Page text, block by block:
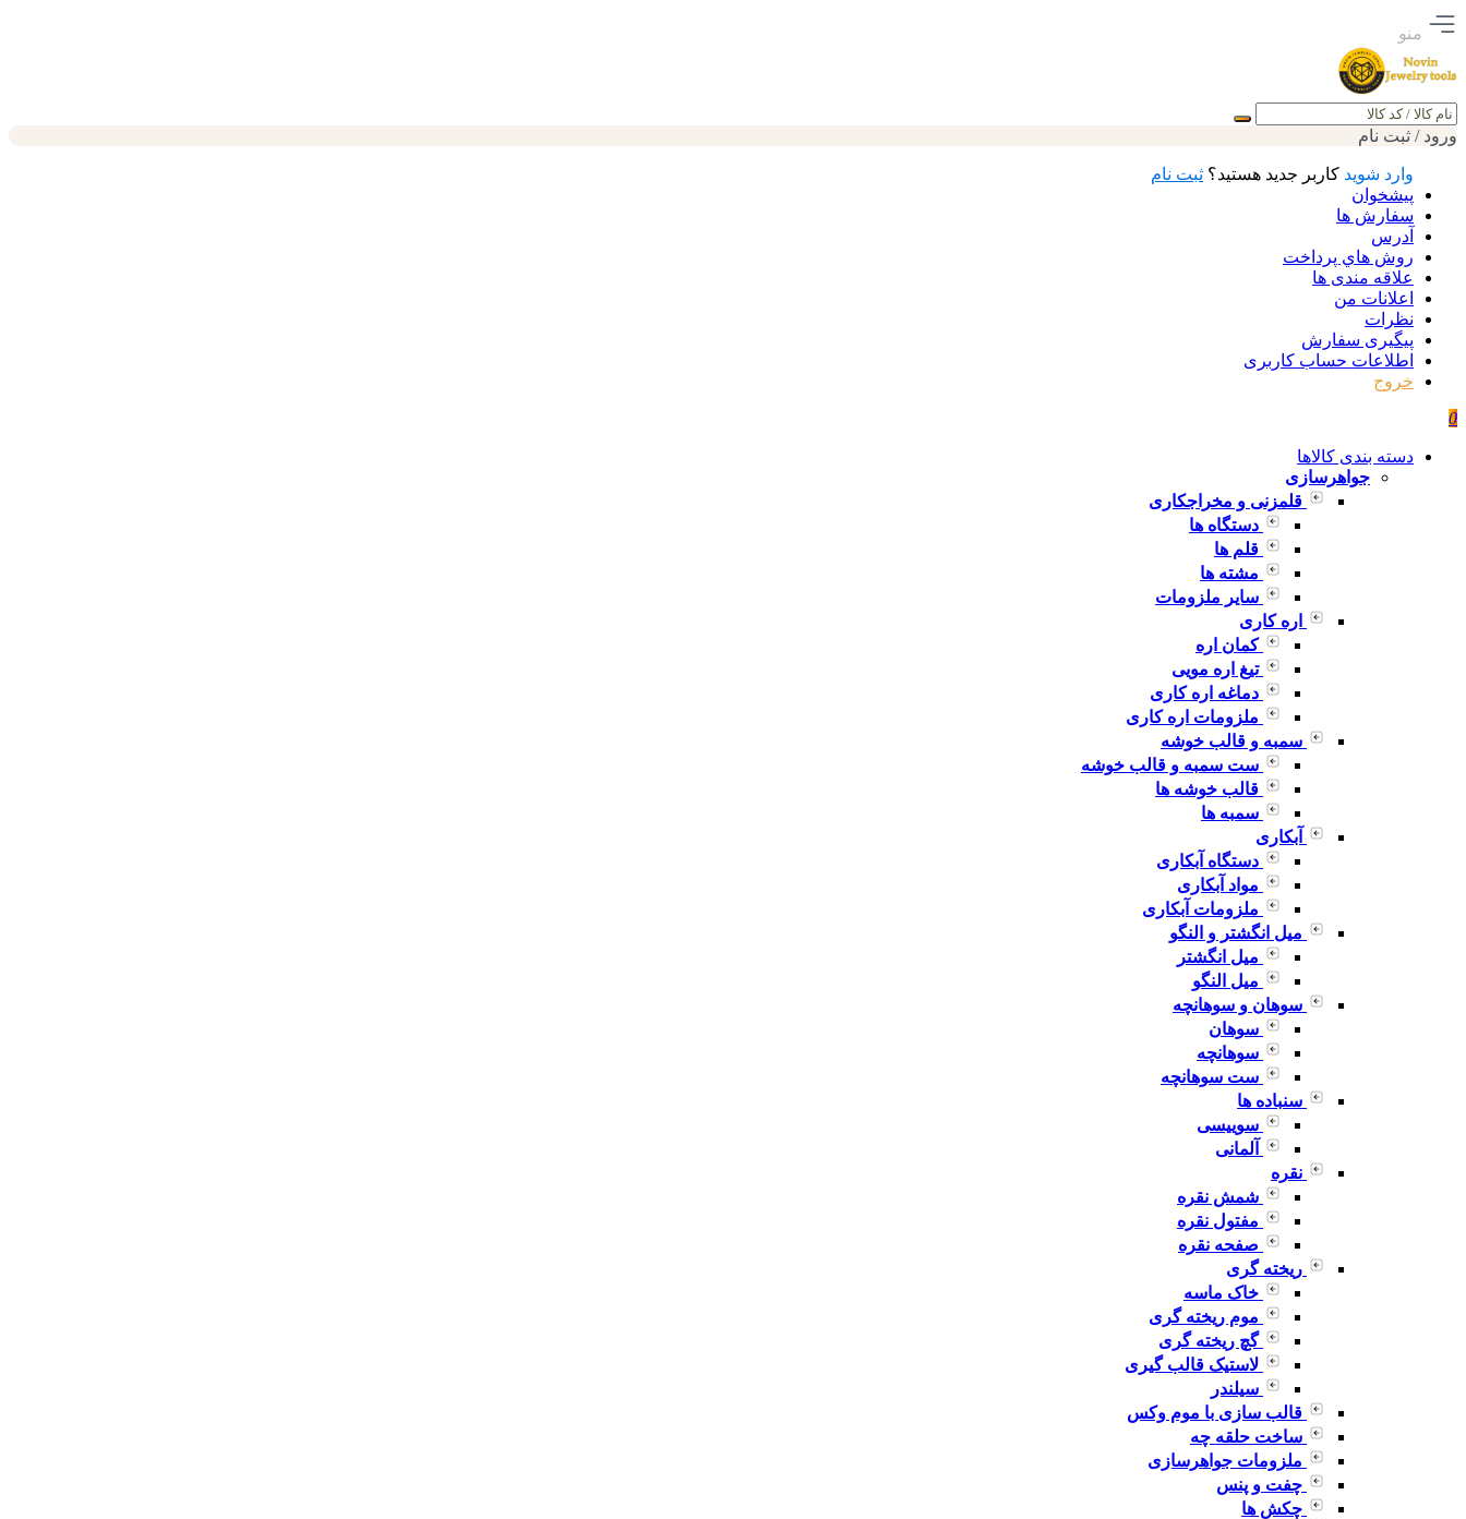
منو
جستجو
ورود / ثبت نام
وارد شوید کاربر جدید هستید؟ ثبت نام
پیشخوان
سفارش ها
آدرس
روش هاي پرداخت
علاقه مندی ها
اعلانات من
نظرات
پیگیری سفارش
اطلاعات حساب كاربری
خروج
0
دسته بندی کالاها
جواهرسازی
قلمزنی و مخراجکاری
دستگاه ها
قلم ها
مشته ها
سایر ملزومات
اره کاری
کمان اره
تیغ اره مویی
دماغه اره کاری
ملزومات اره کاری
سمبه و قالب خوشه
ست سمبه و قالب خوشه
قالب خوشه ها
سمبه ها
آبکاری
دستگاه آبکاری
مواد آبکاری
ملزومات آبکاری
میل انگشتر و النگو
میل انگشتر
میل النگو
سوهان و سوهانچه
سوهان
سوهانچه
ست سوهانچه
سنباده ها
سوییسی
آلمانی
نقره
شمش نقره
مفتول نقره
صفحه نقره
ریخته گری
خاک ماسه
موم ریخته گری
گچ ریخته گری
لاستیک قالب گیری
سیلندر
قالب سازی با موم وکس
ساخت حلقه چه
ملزومات جواهرسازی
چفت و پنس
چکش ها